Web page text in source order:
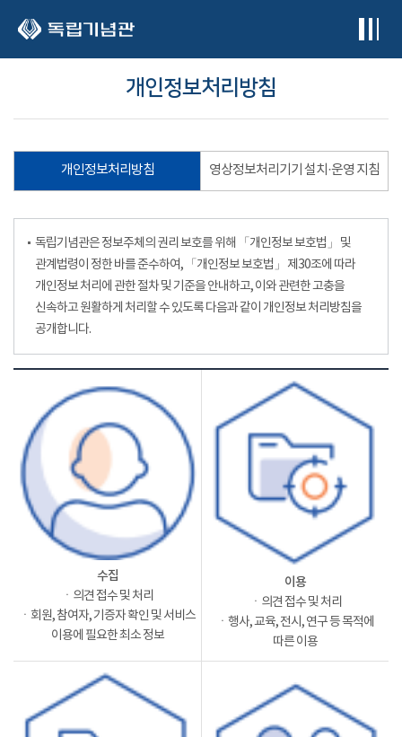
개인정보처리방침
개인정보처리방침 영상정보처리기기 설치·운영 지침
독립기념관은 정보주체의 권리 보호를 위해 「개인정보 보호법」 및
관계법령이 정한 바를 준수하여, 「개인정보 보호법」 제30조에 따라
개인정보 처리에 관한 절차 및 기준을 안내하고, 이와 관련한 고충을
신속하고 원활하게 처리할 수 있도록 다음과 같이 개인정보 처리방침을
공개합니다.
수집
ㆍ의견 접수 및 처리
ㆍ회원, 참여자, 기증자 확인 및 서비스
이용에 필요한 최소 정보
이용
ㆍ의견 접수 및 처리
ㆍ행사, 교육, 전시, 연구 등 목적에
따른 이용